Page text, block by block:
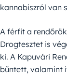
kannabiszról van
A férfit a
Drogtesztet is
ki. A Kapuvári
bűntett, valamint